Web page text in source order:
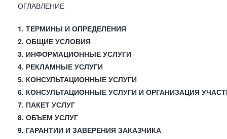
ОГЛАВЛЕНИЕ
1. ТЕРМИНЫ И ОПРЕДЕЛЕНИЯ
2. ОБЩИЕ УСЛОВИЯ
3. ИНФОРМАЦИОННЫЕ УСЛУГИ
4. РЕКЛАМНЫЕ УСЛУГИ
5. КОНСУЛЬТАЦИОННЫЕ УСЛУГИ
6. КОНСУЛЬТАЦИОННЫЕ УСЛУГИ И ОРГАНИЗАЦИЯ
7. ПАКЕТ УСЛУГ
8. ОБЪЕМ УСЛУГ
9. ГАРАНТИИ И ЗАВЕРЕНИЯ ЗАКАЗЧИКА